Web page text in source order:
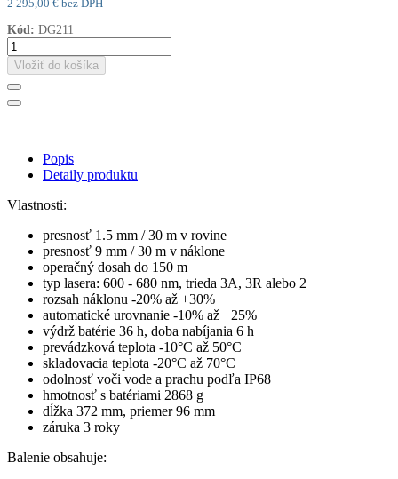
2 295,00 € bez DPH
Kód: DG211
Vložiť do košíka
Popis
Detaily produktu
Vlastnosti:
presnosť 1.5 mm / 30 m v rovine
presnosť 9 mm / 30 m v náklone
operačný dosah do 150 m
typ lasera: 600 - 680 nm, trieda 3A, 3R alebo 2
rozsah náklonu -20% až +30%
automatické urovnanie -10% až +25%
výdrž batérie 36 h, doba nabíjania 6 h
prevádzková teplota -10°C až 50°C
skladovacia teplota -20°C až 70°C
odolnosť voči vode a prachu podľa IP68
hmotnosť s batériami 2868 g
dĺžka 372 mm, priemer 96 mm
záruka 3 roky
Balenie obsahuje: